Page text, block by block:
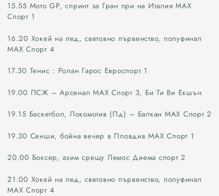
Всички
Силистра
15.55 Мото GP, спринт за Гран при на Италия МАХ
Спорт 1
16.20 Хокей на лед, световно първенство, полуфинал
МАХ Спорт 4
17.30 Тенис : Ролан Гарос Евроспорт 1
19.00 ПСЖ – Арсенал МАХ Спорт 3, Би Ти Ви Екшън
19.15 Баскетбол, Локомотив (Пд) – Балкан МАХ Спорт 2
19.30 Сенши, бойна вечер в Пловдив МАХ Спорт 1
20.00 Боксер, азим срещу Лемос Диема спорт 2
21.00 Хокей на лед, световно първенство, полуфинал
МАХ Спорт 4